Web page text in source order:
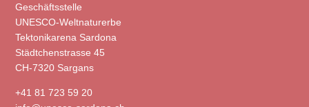
Geschäftsstelle
UNESCO-Weltnaturerbe
Tektonikarena Sardona
Städtchenstrasse 45
CH-7320 Sargans
+41 81 723 59 20